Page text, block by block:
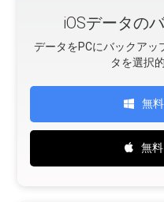
iOSデータの
データをPCにバックアッ
タを選択
無
無